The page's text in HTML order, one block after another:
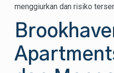
menggiurkan dan risiko